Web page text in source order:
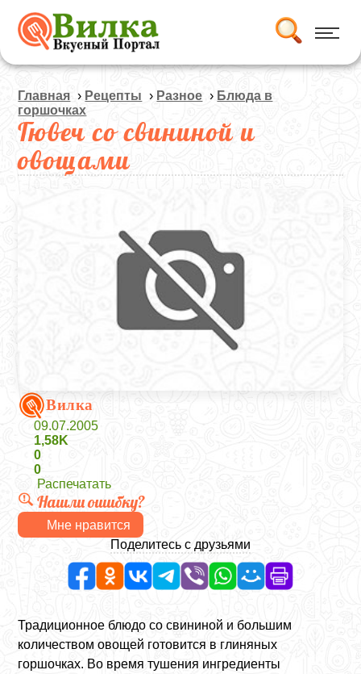
Главная › Рецепты › Разное › Блюда в
горшочках
Гювеч со свининой и
овощами
Вилка
09.07.2005
1,58K
0
0
Распечатать
Нашли ошибку?
Мне нравится
Поделитесь с друзьями
Традиционное блюдо со свининой и большим
количеством овощей готовится в глиняных
горшочках. Во время тушения ингредиенты